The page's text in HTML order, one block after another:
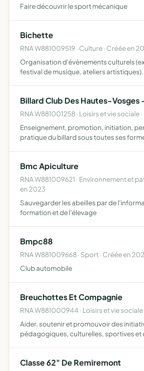
Faire découvrir le sport mécanique
Bichette
RNA W881009519 · Culture · Créée en
Organisation d'évènements culturels
festival de musique, ateliers
Billard Club Des Hautes-Vosges
RNA W881001258 · Loisirs et vie sociale
Enseignement, promotion, initiation,
pratique du billard sous toutes ses
Bmc Apiculture
RNA W881009621 · Environnement et
en 2023
Sauvegarder les abeilles par de
formation et de l'élevage
Bmpc88
RNA W881009668 · Sport · Créée en
Club automobile
Breuchottes Et Compagnie
RNA W881000944 · Loisirs et vie
Aider, soutenir et promouvoir des
pédagogiques, culturelles, sportives et
Classe 62" De Remiremont